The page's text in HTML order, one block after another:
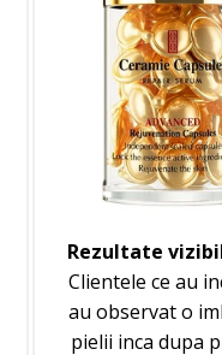
Rezultate
Clientele ce au
au observat o
pielii inca dupa